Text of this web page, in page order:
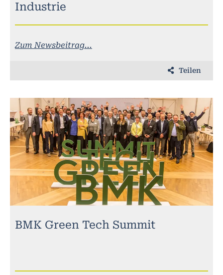
Industrie
Zum Newsbeitrag...
Teilen
BMK Green Tech Summit